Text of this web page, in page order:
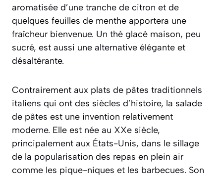
aromatisée d’une tranche de citron et de
quelques feuilles de menthe apportera une
fraîcheur bienvenue. Un thé glacé maison, peu
sucré, est aussi une alternative élégante et
désaltérante.
Contrairement aux plats de pâtes traditionnels
italiens qui ont des siècles d’histoire, la salade
de pâtes est une invention relativement
moderne. Elle est née au XXe siècle,
principalement aux États-Unis, dans le sillage
de la popularisation des repas en plein air
comme les pique-niques et les barbecues. Son